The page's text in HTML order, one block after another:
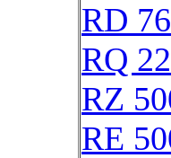
RD
RQ
RZ
RE